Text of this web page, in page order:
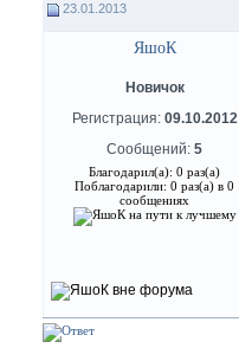
23.01.2013
ЯшоК
Новичок
Регистрация: 09.10.2012
Сообщений: 5
Благодарил(а): 0 раз(а)
Поблагодарили: 0 раз(а) в 0
сообщениях